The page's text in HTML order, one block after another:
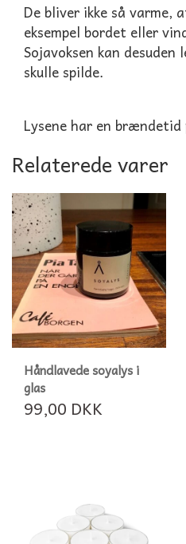
De bliver ikke så varme,
eksempel bordet eller
Sojavoksen kan
skulle spilde.
Lysene har en
Relaterede varer
Håndlavede soyalys i
glas
99,00 DKK